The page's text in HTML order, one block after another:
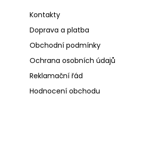
Kontakty
Doprava a platba
Obchodní podmínky
Ochrana osobních údajů
Reklamační řád
Hodnocení obchodu